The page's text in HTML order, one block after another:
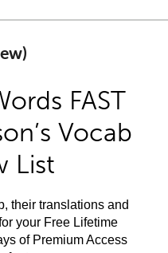
FAST
Vocab
List
their translations and
your Free Lifetime
of Premium Access